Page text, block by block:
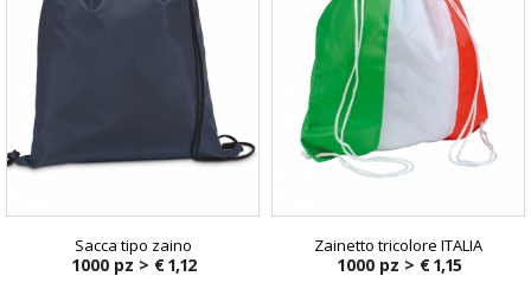
Sacca tipo zaino
1000 pz > € 1,12
Zainetto tricolore ITALIA
1000 pz > € 1,15